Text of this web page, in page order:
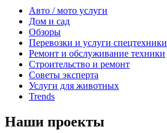
Авто / мото услуги
Дом и сад
Обзоры
Перевозки и услуги спецтехники
Ремонт и обслуживание техники
Строительство и ремонт
Советы эксперта
Услуги для животных
Trends
Наши проекты